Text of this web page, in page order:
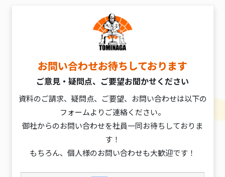
お問い合わせお待ちしております
ご意見・疑問点、ご要望お聞かせください
資料のご請求、疑問点、ご要望、お問い合わせは以下の
フォームよりご連絡ください。
御社からのお問い合わせを社員一同お待ちしておりま
す！
もちろん、個人様のお問い合わせも大歓迎です！